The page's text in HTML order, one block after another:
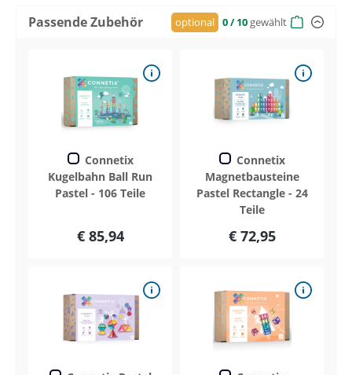
Passende Zubehör optional 0/ 10 gewählt
Connetix
Kugelbahn Ball Run
Pastel - 106 Teile
€ 85,94
Connetix
Magnetbausteine
Pastel Rectangle - 24
Teile
€ 72,95